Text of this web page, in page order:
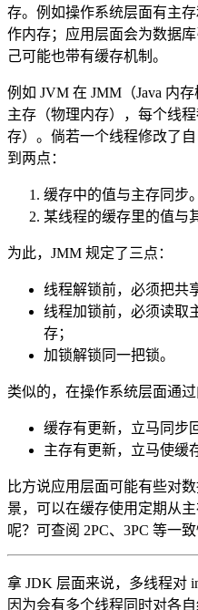
存。例如操作系统层面有主
作内存；应用层面会为数据
己可能也带有缓存机制。
例如 JVM 在 JMM（Java 内
主存（物理内存），每个线
存）。倘若一个线程修改了
到两点：
缓存中的值与主存同步。
某线程的缓存里的值与
为此，JMM 规定了三点：
线程解锁前，必须把共
线程加锁前，必须读取
存；
加锁解锁同一把锁。
类似的，在操作系统层面通
缓存有更新，立马同步
主存有更新，立马使缓
比方说应用层面可能有些对
景，可以在缓存使用定期从
呢？可查阅 2PC、3PC 等一
拿 JDK 层面来说，多线程对
因为会有多个线程同时对各